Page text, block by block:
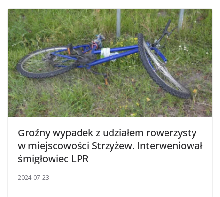
Groźny wypadek z udziałem rowerzysty
w miejscowości Strzyżew. Interweniował
śmigłowiec LPR
2024-07-23